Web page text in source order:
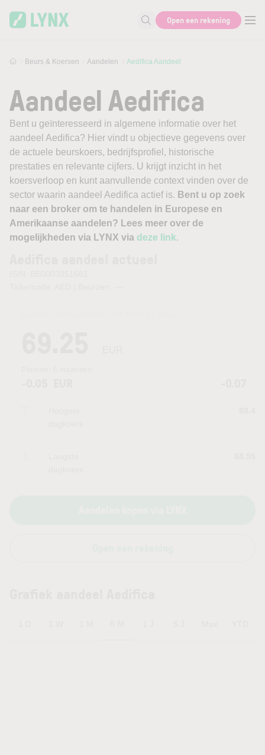
Zoek naar informatie
Open een rekening
Beurs & Koersen Aandelen Aedifica Aandeel
Aandeel Aedifica
Bent u geïnteresseerd in algemene informatie over het
aandeel Aedifica? Hier vindt u objectieve gegevens over
de actuele beurskoers, bedrijfsprofiel, historische
prestaties en relevante cijfers. U krijgt inzicht in het
koersverloop en kunt aanvullende context vinden over de
sector waarin aandeel Aedifica actief is. Bent u op zoek
naar een broker om te handelen in Europese en
Amerikaanse aandelen? Lees meer over de
mogelijkheden via LYNX via deze link.